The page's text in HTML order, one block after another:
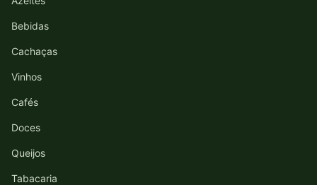
Bebidas
Cachaças
Vinhos
Cafés
Doces
Queijos
Tabacaria